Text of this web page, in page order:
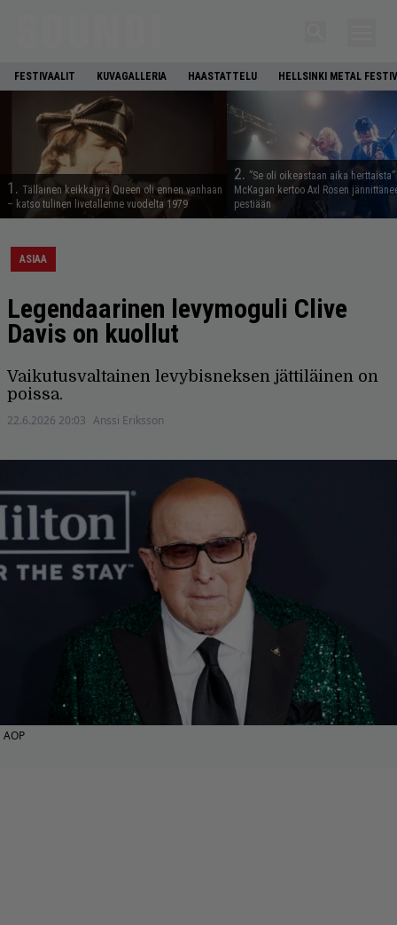
FESTIVAALIT KUVAGALLERIA HAASTATTELU HELLSINKI METAL
1. Tällainen keikkajyrä Queen oli ennen vanhaan
– katso tulinen livetallenne vuodelta 1979
2. ”Se oli oikeastaan aika
McKagan kertoo Axl Rosen
pestiään
ASIAA
Legendaarinen levymoguli Clive
Davis on kuollut
Vaikutusvaltainen levybisneksen jättiläinen on
poissa.
22.6.2026 20:03 Anssi Eriksson
AOP